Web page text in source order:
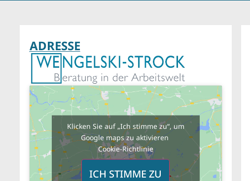
ADRESSE
Klicken Sie auf „Ich stimme zu“, um
Google maps zu aktivieren
Cookie-Richtlinie
ICH STIMME ZU